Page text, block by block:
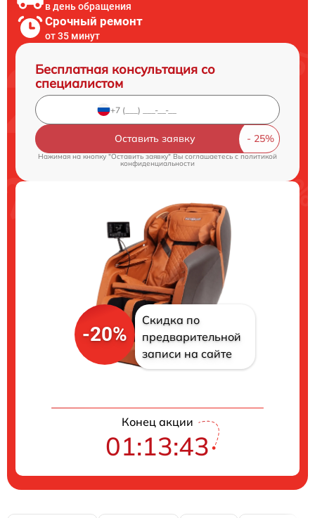
в день обращения
Срочный ремонт
от 35 минут
Бесплатная консультация со
специалистом
Оставить заявку
Нажимая на кнопку "Оставить заявку" Вы соглашаетесь cполитикой
конфиденциальности
-20%
Скидка по
предварительной
записи на сайте
Конец акции
01:13:42